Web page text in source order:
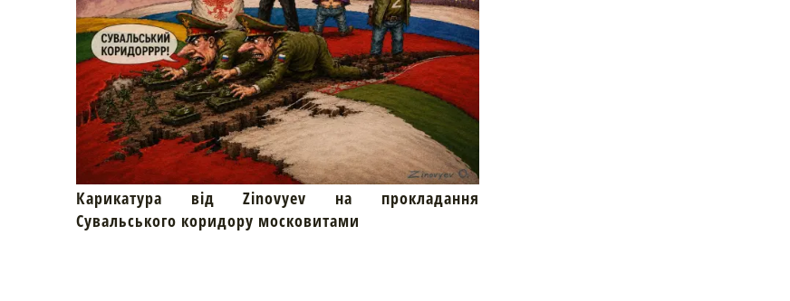
Карикатура від Zinovyev на прокладання
Сувальського коридору московитами